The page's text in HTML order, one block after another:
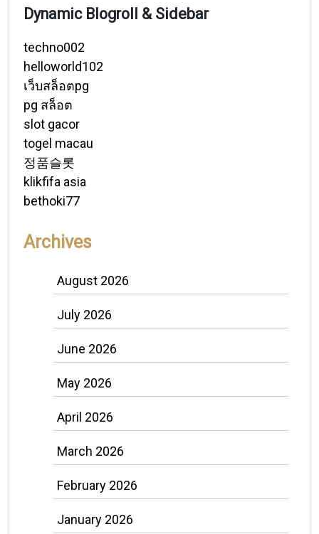
Dynamic Blogroll & Sidebar
techno002
helloworld102
เว็บสล็อตpg
pg สล็อต
slot gacor
togel macau
정품슬롯
klikfifa asia
bethoki77
Archives
August 2026
July 2026
June 2026
May 2026
April 2026
March 2026
February 2026
January 2026